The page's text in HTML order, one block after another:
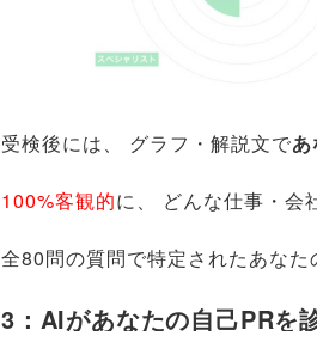
受検後には、 グラフ・解説文で
100%客観的に、 どんな仕事・会
全80問の質問で特定されたあなた
3：AIがあなたの自己PRを